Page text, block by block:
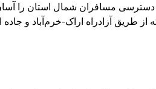
حدود ۳۸ کیلومتری آن قرار گرفته است که دسترسی مسافران
مسافتی در حدود ۹۵ کیلومتر با مخمل‌کوه دارد که از طریق